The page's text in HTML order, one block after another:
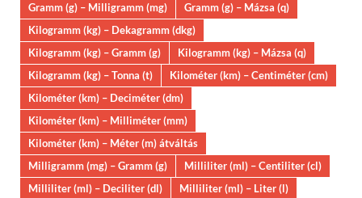
Gramm (g) – Milligramm (mg)
Gramm (g) – Mázsa (q)
Kilogramm (kg) – Dekagramm (dkg)
Kilogramm (kg) – Gramm (g)
Kilogramm (kg) – Mázsa (q)
Kilogramm (kg) – Tonna (t)
Kilométer (km) – Centiméter (cm)
Kilométer (km) – Deciméter (dm)
Kilométer (km) – Milliméter (mm)
Kilométer (km) – Méter (m) átváltás
Milligramm (mg) – Gramm (g)
Milliliter (ml) – Centiliter (cl)
Milliliter (ml) – Deciliter (dl)
Milliliter (ml) – Liter (l)